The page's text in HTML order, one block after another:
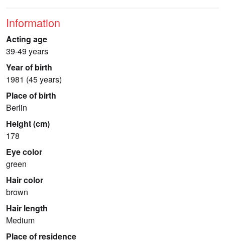
Information
Acting age
39-49 years
Year of birth
1981 (45 years)
Place of birth
Berlin
Height (cm)
178
Eye color
green
Hair color
brown
Hair length
Medium
Place of residence